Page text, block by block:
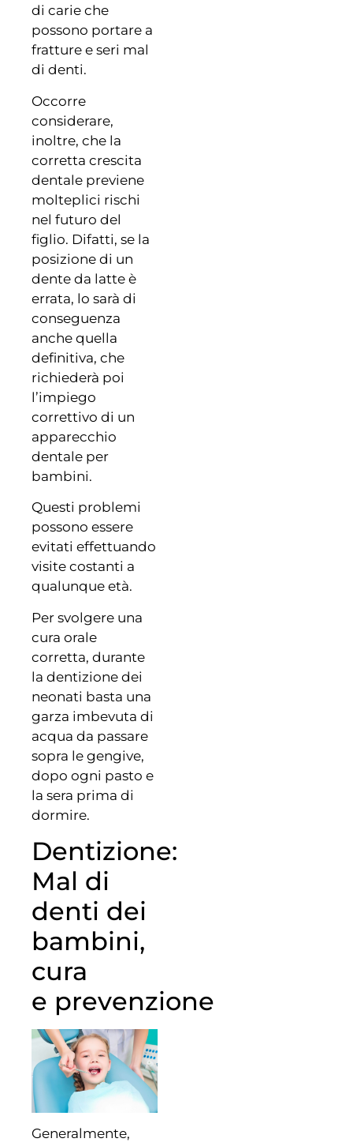
di carie che
possono portare a
fratture e seri mal
di denti.
Occorre
considerare,
inoltre, che la
corretta crescita
dentale previene
molteplici rischi
nel futuro del
figlio. Difatti, se la
posizione di un
dente da latte è
errata, lo sarà di
conseguenza
anche quella
definitiva, che
richiederà poi
l’impiego
correttivo di un
apparecchio
dentale per
bambini.
Questi problemi
possono essere
evitati effettuando
visite costanti a
qualunque età.
Per svolgere una
cura orale
corretta, durante
la dentizione dei
neonati basta una
garza imbevuta di
acqua da passare
sopra le gengive,
dopo ogni pasto e
la sera prima di
dormire.
Dentizione:
Mal di
denti dei
bambini,
cura
e prevenzione
Generalmente,